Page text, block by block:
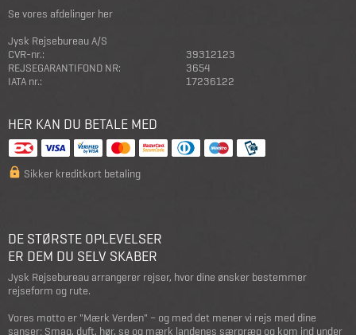
Se vores afdelinger her
Jysk Rejsebureau A/S
CVR-nr.:
39312123
REJSEGARANTIFOND NR:
3654
IATA nr.:
17236122
HER KAN DU BETALE MED
Sikker kreditkort betaling
DE STØRSTE OPLEVELSER
ER DEM DU SELV SKABER
Jysk Rejsebureau arrangerer rejser, hvor dine ønsker bestemmer
rejseform og rute.
Vores motto er "Mærk Verden" – og med det mener vi rejs med dine
sanser; Smag, duft, hør, se og mærk landenes særpræg og kom ind under